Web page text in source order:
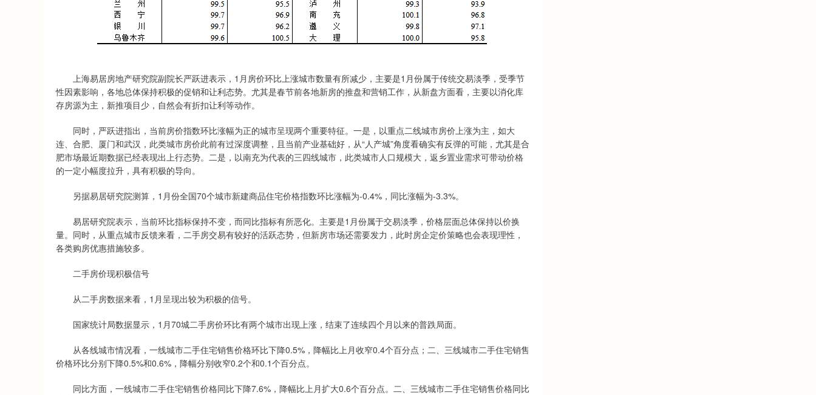
上海易居房地产研究院副院长严跃进表示，1月房价环比上涨城市数量有所减少，主要是1月份属于传统交易淡季，受季节
性因素影响，各地总体保持积极的促销和让利态势。尤其是春节前各地新房的推盘和营销工作，从新盘方面看，主要以消化库
存房源为主，新推项目少，自然会有折扣让利等动作。
同时，严跃进指出，当前房价指数环比涨幅为正的城市呈现两个重要特征。一是，以重点二线城市房价上涨为主，如大
连、合肥、厦门和武汉，此类城市房价此前有过深度调整，且当前产业基础好，从“人产城”角度看确实有反弹的可能，尤其是合
肥市场最近期数据已经表现出上行态势。二是，以南充为代表的三四线城市，此类城市人口规模大，返乡置业需求可带动价格
的一定小幅度拉升，具有积极的导向。
另据易居研究院测算，1月份全国70个城市新建商品住宅价格指数环比涨幅为-0.4%，同比涨幅为-3.3%。
易居研究院表示，当前环比指标保持不变，而同比指标有所恶化。主要是1月份属于交易淡季，价格层面总体保持以价换
量。同时，从重点城市反馈来看，二手房交易有较好的活跃态势，但新房市场还需要发力，此时房企定价策略也会表现理性，
各类购房优惠措施较多。
二手房价现积极信号
从二手房数据来看，1月呈现出较为积极的信号。
国家统计局数据显示，1月70城二手房价环比有两个城市出现上涨，结束了连续四个月以来的普跌局面。
从各线城市情况看，一线城市二手住宅销售价格环比下降0.5%，降幅比上月收窄0.4个百分点；二、三线城市二手住宅销售
价格环比分别下降0.5%和0.6%，降幅分别收窄0.2个和0.1个百分点。
同比方面，一线城市二手住宅销售价格同比下降7.6%，降幅比上月扩大0.6个百分点。二、三线城市二手住宅销售价格同比